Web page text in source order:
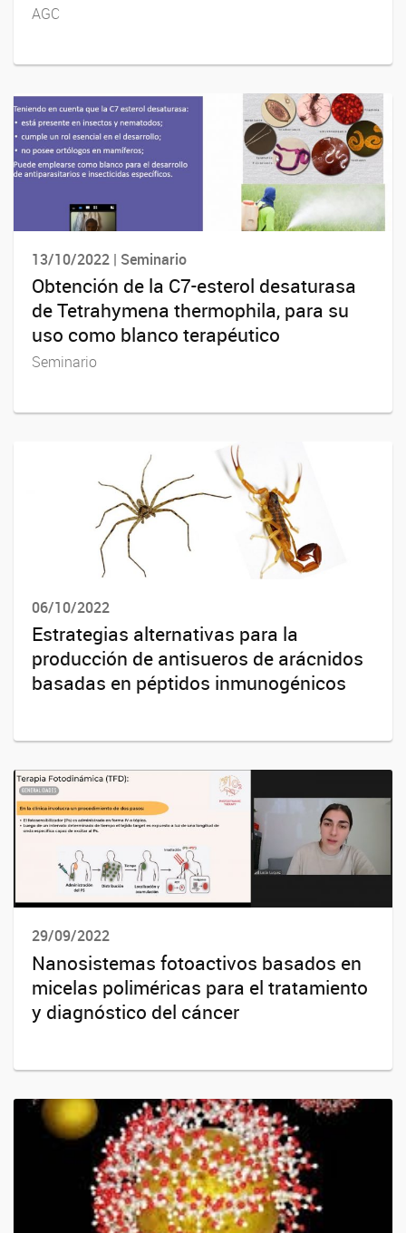
AGC
13/10/2022 | Seminario
Obtención de la C7-esterol desaturasa
de Tetrahymena thermophila, para su
uso como blanco terapéutico
Seminario
06/10/2022
Estrategias alternativas para la
producción de antisueros de arácnidos
basadas en péptidos inmunogénicos
29/09/2022
Nanosistemas fotoactivos basados en
micelas poliméricas para el tratamiento
y diagnóstico del cáncer